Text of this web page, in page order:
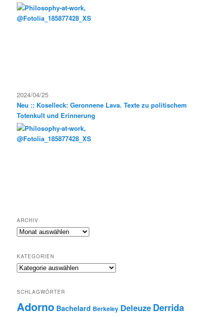
2024/04/25
Neu :: Koselleck: Geronnene Lava. Texte zu politischem
Totenkult und Erinnerung
ARCHIV
Archiv
KATEGORIEN
Kategorien
SCHLAGWÖRTER
Adorno Bachelard Berkeley Deleuze Derrida